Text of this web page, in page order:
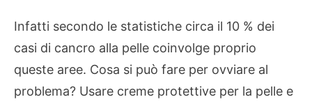
Infatti secondo le statistiche circa il 10 % dei
casi di cancro alla pelle coinvolge proprio
queste aree. Cosa si può fare per ovviare al
problema? Usare creme protettive per la pelle e